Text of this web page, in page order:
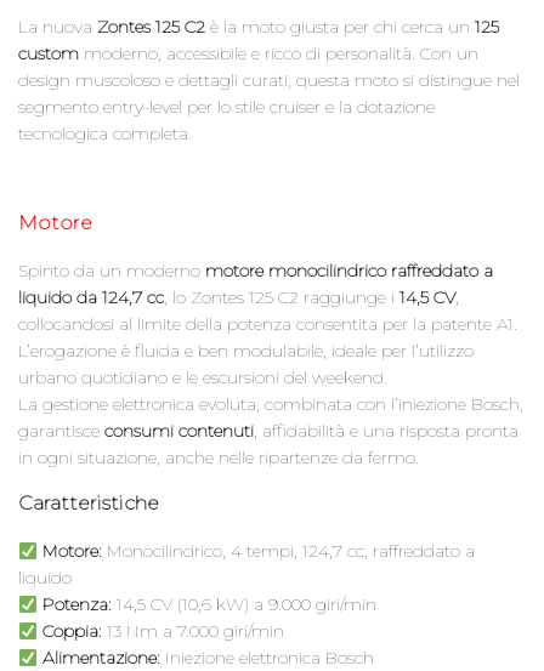
La nuova Zontes 125 C2 è la moto giusta per chi cerca un 125
custom moderno, accessibile e ricco di personalità. Con un
design muscoloso e dettagli curati, questa moto si distingue nel
segmento entry-level per lo stile cruiser e la dotazione
tecnologica completa.
Motore
Spinto da un moderno motore monocilindrico raffreddato a
liquido da 124,7 cc, lo Zontes 125 C2 raggiunge i 14,5 CV,
collocandosi al limite della potenza consentita per la patente A1.
L’erogazione è fluida e ben modulabile, ideale per l’utilizzo
urbano quotidiano e le escursioni del weekend.
La gestione elettronica evoluta, combinata con l’iniezione Bosch,
garantisce consumi contenuti, affidabilità e una risposta pronta
in ogni situazione, anche nelle ripartenze da fermo.
Caratteristiche
Motore: Monocilindrico, 4 tempi, 124,7 cc, raffreddato a
liquido
Potenza: 14,5 CV (10,6 kW) a 9.000 giri/min
Coppia: 13 Nm a 7.000 giri/min
Alimentazione: Iniezione elettronica Bosch